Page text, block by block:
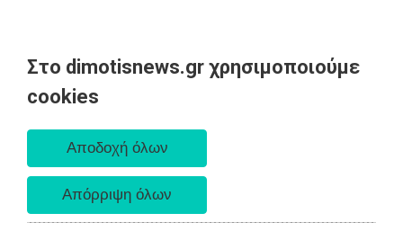
Στο dimotisnews.gr χρησιμοποιούμε
cookies